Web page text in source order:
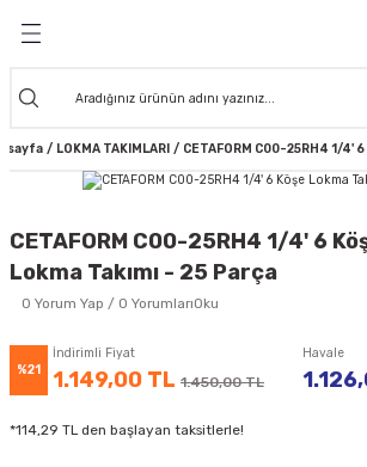
MAKİNELERİ
MAKİNELERİ
LOKMA TAKIMLARI CETAFORM C00-25RH4 1/4'
CETAFORM C00-25RH4 1/4' 6
Lokma Takımı - 25 Parça
0 Yorum Yap / 0 YorumlarıOku
%21
İndirimli Fiyat
1.149,00 TL 1.450,00 TL
Havale
*114,29 TL den başlayan taksitlerle!